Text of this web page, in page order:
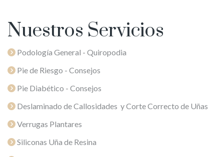
Nuestros Servicios
Podología General - Quiropodia
Pie de Riesgo - Consejos
Pie Diabético - Consejos
Deslaminado de Callosidades y Corte Correcto de Uñas
Verrugas Plantares
Siliconas Uña de Resina